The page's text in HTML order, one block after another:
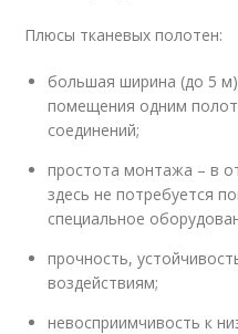
Плюсы тканевых полотен:
большая ширина (до 5
помещения одним
соединений;
простота монтажа – в
здесь не потребуется
специальное
прочность,
воздействиям;
невосприимчивость к